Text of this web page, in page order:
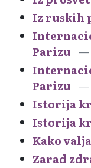
Iz ruskih
Parizu
Parizu
Istorija
Istorija
Kako
Zarad